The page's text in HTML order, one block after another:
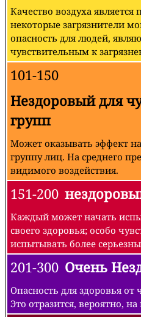
Качество воздуха
некоторые загрязнители
опасность для людей,
чувствительным к
101-150
Нездоровый для
групп
Может оказывать эффект
группу лиц. На среднего
видимого воздействия.
151-200
Каждый может начать
своего здоровья; особо
испытывать более
201-300 Очень
Опасность для здоровья
Это отразится, вероятно,